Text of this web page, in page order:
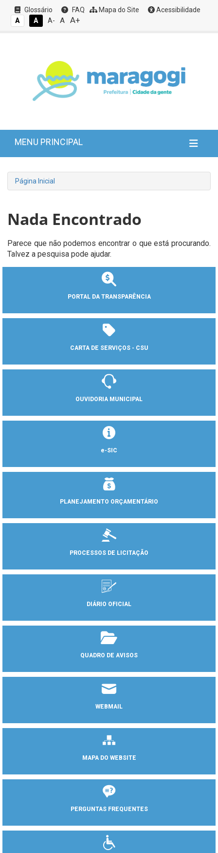
Glossário FAQ Mapa do Site
Acessibilidade
A
A A- A A+
MENU PRINCIPAL
Página Inicial
Nada Encontrado
Parece que não podemos encontrar o que está procurando.
Talvez a pesquisa pode ajudar.
PORTAL DA TRANSPARÊNCIA
CARTA DE SERVIÇOS - CSU
OUVIDORIA MUNICIPAL
e-SIC
PLANEJAMENTO ORÇAMENTÁRIO
PROCESSOS DE LICITAÇÃO
DIÁRIO OFICIAL
QUADRO DE AVISOS
WEBMAIL
MAPA DO WEBSITE
PERGUNTAS FREQUENTES